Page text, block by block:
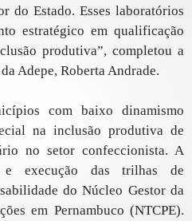
do Estado. Esses laboratórios
estratégico em qualificação
produtiva”, completou a
Adepe, Roberta Andrade.
com baixo dinamismo
na inclusão produtiva de
no setor confeccionista. A
e execução das trilhas de
do Núcleo Gestor da
em Pernambuco (NTCPE).